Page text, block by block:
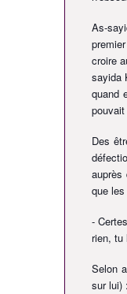
As-
croire
sayida
quand
Des
auprès
que
-
rien,
Selon
sur lui) :